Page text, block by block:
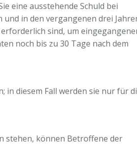
eine ausstehende Schuld bei
und in den vergangenen drei
sind, um
noch bis zu 30 Tage nach dem
diesem Fall werden sie nur für
stehen, können Betroffene der